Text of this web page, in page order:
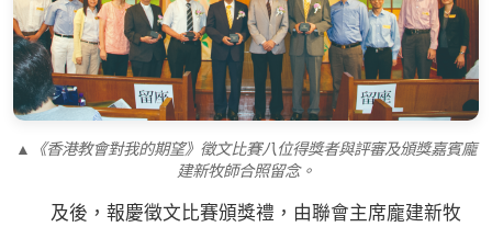
▲《香港教會對我的期望》徵文比賽八位得獎者與評審及頒獎嘉賓龐
建新牧師合照留念。
及後，報慶徵文比賽頒獎禮，由聯會主席龐建新牧